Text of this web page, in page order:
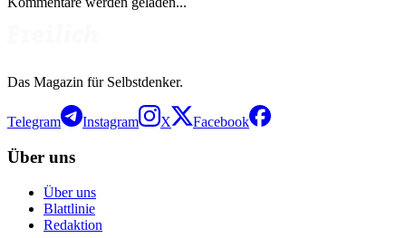
Das Magazin für Selbstdenker.
Telegram Instagram X Facebook
Über uns
Über uns
Blattlinie
Redaktion